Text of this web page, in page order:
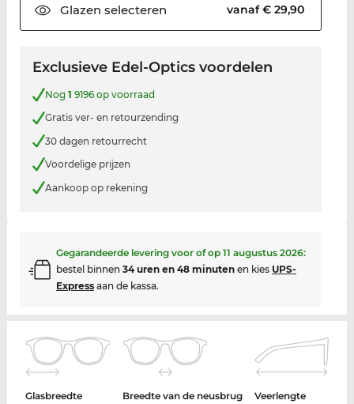
Glazen selecteren vanaf € 29,90
Exclusieve Edel-Optics voordelen
Nog 1 9196 op voorraad
Gratis ver- en retourzending
30 dagen retourrecht
Voordelige prijzen
Aankoop op rekening
Gegarandeerde levering voor of op 11 augustus 2026:
bestel binnen 34 uren en 48 minutenen kies UPS-
Expressaan de kassa.
Glasbreedte
Breedte van de neusbrug
Veerlengte